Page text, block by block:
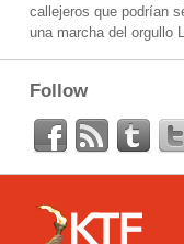
callejeros que podrían
una marcha del orgullo
Follow